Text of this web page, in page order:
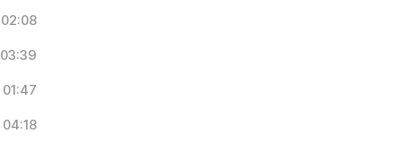
02:08
03:39
01:47
04:18